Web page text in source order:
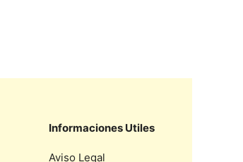
Informaciones Utiles
Aviso Legal